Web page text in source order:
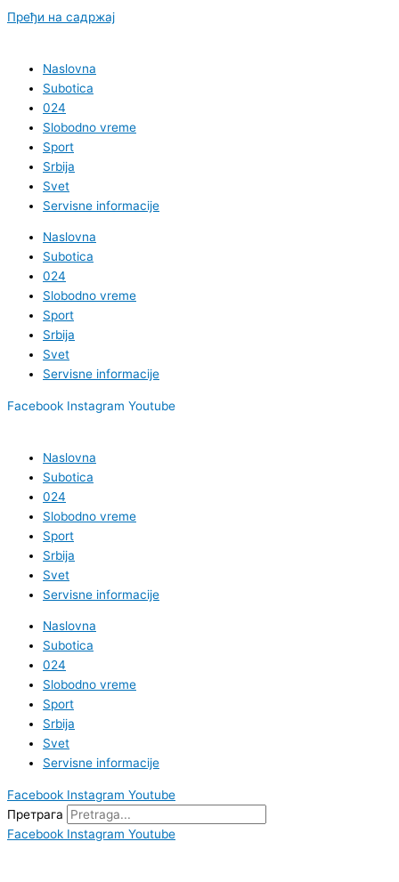
Пређи на садржај
Naslovna
Subotica
024
Slobodno vreme
Sport
Srbija
Svet
Servisne informacije
Naslovna
Subotica
024
Slobodno vreme
Sport
Srbija
Svet
Servisne informacije
Facebook Instagram Youtube
Naslovna
Subotica
024
Slobodno vreme
Sport
Srbija
Svet
Servisne informacije
Naslovna
Subotica
024
Slobodno vreme
Sport
Srbija
Svet
Servisne informacije
Facebook Instagram Youtube
Претрага
Facebook Instagram Youtube